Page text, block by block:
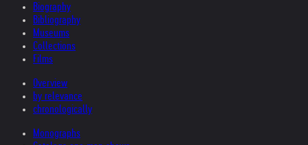
Biography
Bibliography
Museums
Collections
Films
Overview
by relevance
chronologically
Monographs